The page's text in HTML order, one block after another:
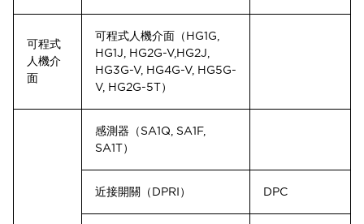
可程式
人機介
面
可程式人機介面（HG1G,
HG1J, HG2G-V, HG2J,
HG3G-V, HG4G-V, HG5G-
V, HG2G-5T）
感測器（SA1Q, SA1F,
SA1T）
近接開關（DPRI） DPC